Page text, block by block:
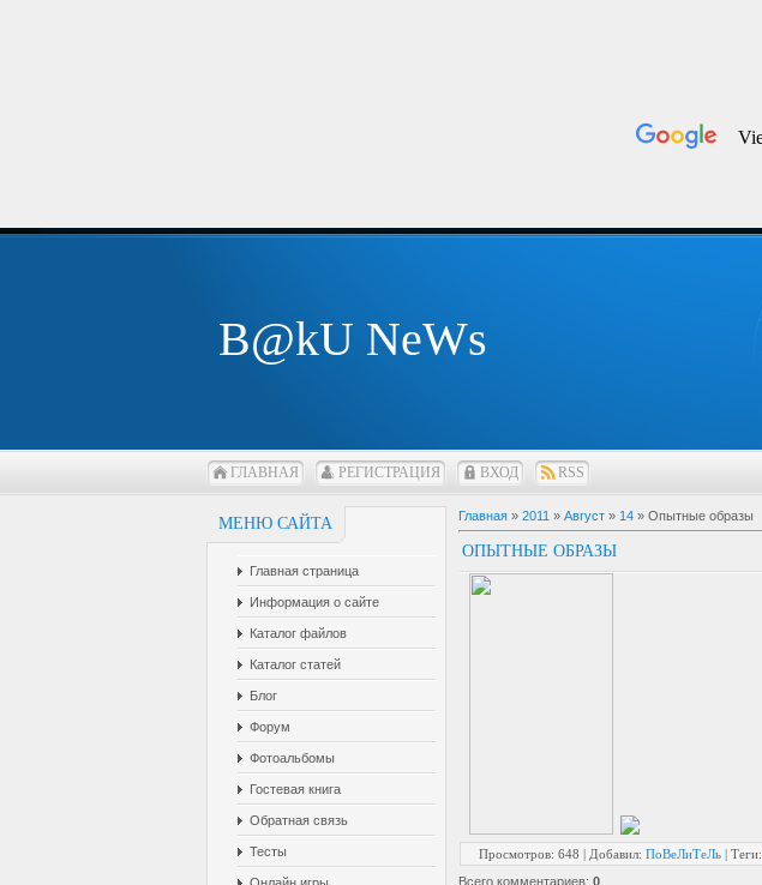
B@kU NeWs
ГЛАВНАЯ РЕГИСТРАЦИЯ ВХОД RSS
МЕНЮ САЙТА
Главная страница
Информация о сайте
Каталог файлов
Каталог статей
Блог
Форум
Фотоальбомы
Гостевая книга
Обратная связь
Тесты
Главная » 2011 » Август » 14 » Опытные образы
ОПЫТНЫЕ ОБРАЗЫ
Просмотров: 648 | Добавил: ПоВеЛиТеЛь | Теги:
Всего комментариев: 0